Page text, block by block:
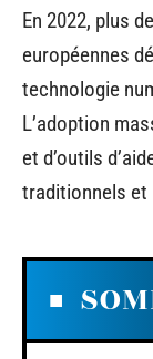
En 2022, plus
européennes
technologie
L’adoption
et d’outils
traditionnels et